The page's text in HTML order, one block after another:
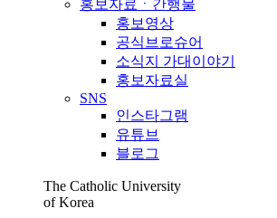
홍보자료ㆍ간행물
홍보영상
공식브로슈어
소식지 가대이야기
홍보자료실
SNS
인스타그램
유튜브
블로그
The Catholic University
of Korea